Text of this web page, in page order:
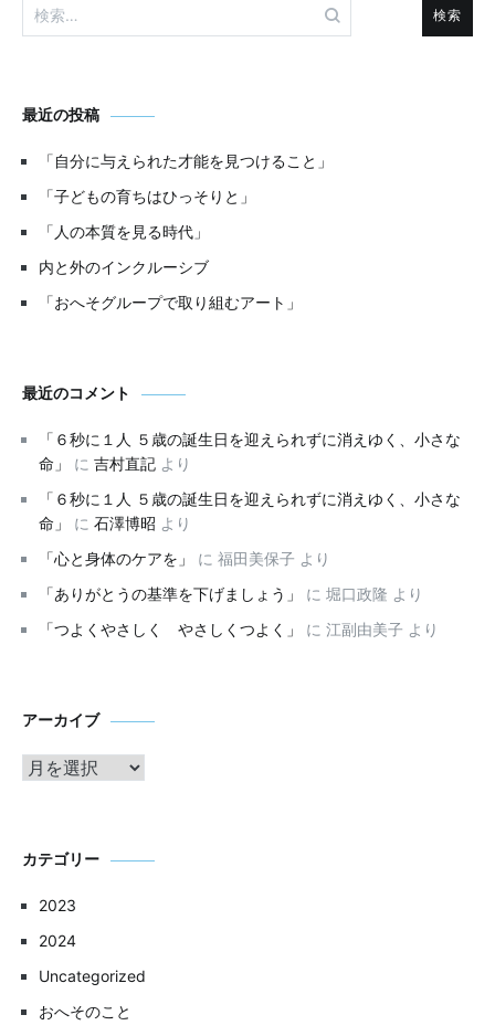
索:
最近の投稿
「自分に与えられた才能を見つけること」
「子どもの育ちはひっそりと」
「人の本質を見る時代」
内と外のインクルーシブ
「おへそグループで取り組むアート」
最近のコメント
「６秒に１人 ５歳の誕生日を迎えられずに消えゆく、小さな
命」
に 吉村直記 より
「６秒に１人 ５歳の誕生日を迎えられずに消えゆく、小さな
命」
に 石澤博昭 より
「心と身体のケアを」
に 福田美保子 より
「ありがとうの基準を下げましょう」
に 堀口政隆 より
「つよくやさしく やさしくつよく」
に 江副由美子 より
アーカイブア
カテゴリー
2023
2024
Uncategorized
おへそのこと